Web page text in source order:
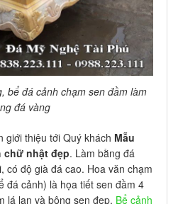
bể đá cảnh chạm sen đầm làm
đá vàng
thiệu tới Quý khách Mẫu
chữ nhật đẹp. Làm bằng đá
có độ già đá cao. Hoa văn chạm
đá cảnh) là họa tiết sen đầm 4
lá lan và bông sen đẹp. Bể cảnh